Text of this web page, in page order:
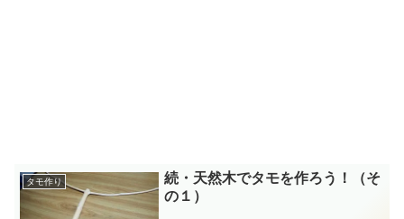
タモ作り
続・天然木でタモを作ろう！（そ
の１）